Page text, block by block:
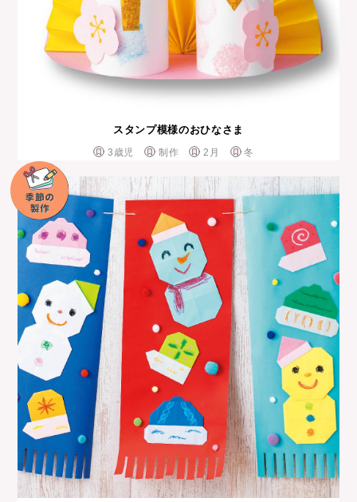
スタンプ模様のおひなさま
3歳児 制作 2月 冬